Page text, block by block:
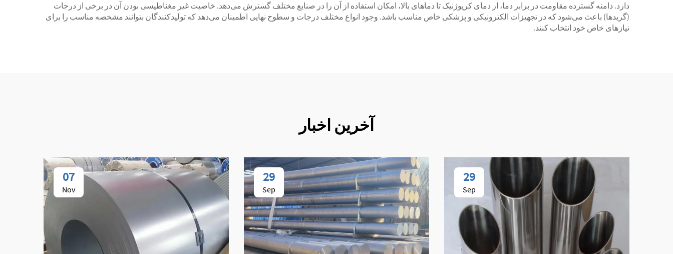
دارد. دامنه گسترده مقاومت در برابر دما، از دمای کریوژنیک تا دماهای بالا، امکان استفاده از آن را در صنایع مختلف گسترش می‌دهد. خاصیت غیر مغناطیسی بودن آن در برخی از درجات
(گریدها) باعث می‌شود که در تجهیزات الکترونیکی و پزشکی خاص مناسب باشد. وجود انواع مختلف درجات و سطوح نهایی اطمینان می‌دهد که تولیدکنندگان بتوانند مشخصه مناسب را برای
نیازهای خاص خود انتخاب کنند.
آخرین اخبار
29
Sep
29
Sep
07
Nov